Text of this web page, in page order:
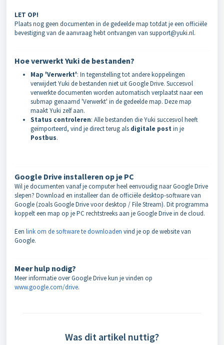
LET OP!
Plaats nog geen documenten in de gedeelde map totdat je een officiële
bevestiging van de aanvraag hebt ontvangen van support@yuki.nl.
Hoe verwerkt Yuki de bestanden?
Map 'Verwerkt': In tegenstelling tot andere koppelingen
verwijdert Yuki de bestanden niet uit Google Drive. Succesvol
verwerkte documenten worden automatisch verplaatst naar een
submap genaamd 'Verwerkt' in de gedeelde map. Deze map
maakt Yuki zelf aan.
Status controleren: Alle bestanden die Yuki succesvol heeft
geïmporteerd, vind je direct terug als digitale post in je
Postbus.
Google Drive installeren op je PC
Wil je documenten vanaf je computer heel eenvoudig naar Google Drive
slepen? Download en installeer dan de officiële desktop-software van
Google (zoals Google Drive voor desktop / File Stream). Dit programma
koppelt een map op je PC rechtstreeks aan je Google Drive in de cloud.
Een link om de software te downloaden vind je op de website van
Google.
Meer hulp nodig?
Meer informatie over Google Drive kun je vinden op
www.google.com/drive.
Was dit artikel nuttig?